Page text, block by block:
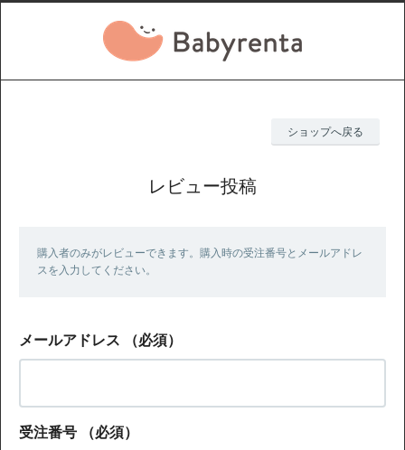
ショップへ戻る
レビュー投稿
購入者のみがレビューできます。購入時の受注番号とメールアドレ
スを入力してください。
メールアドレス （必須）
受注番号 （必須）